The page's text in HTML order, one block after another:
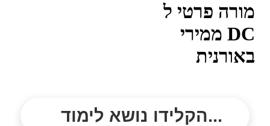
מורה פרטי ל
ממירי DC
באורנית
הקלידו נושא לימוד...